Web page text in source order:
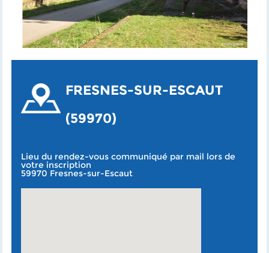
FRESNES-SUR-ESCAUT
(59970)
Lieu du rendez-vous communiqué par mail lors de
votre inscription
59970 Fresnes-sur-Escaut